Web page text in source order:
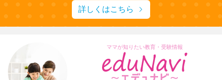
詳しくはこちら
ママが知りたい教育・受験情報